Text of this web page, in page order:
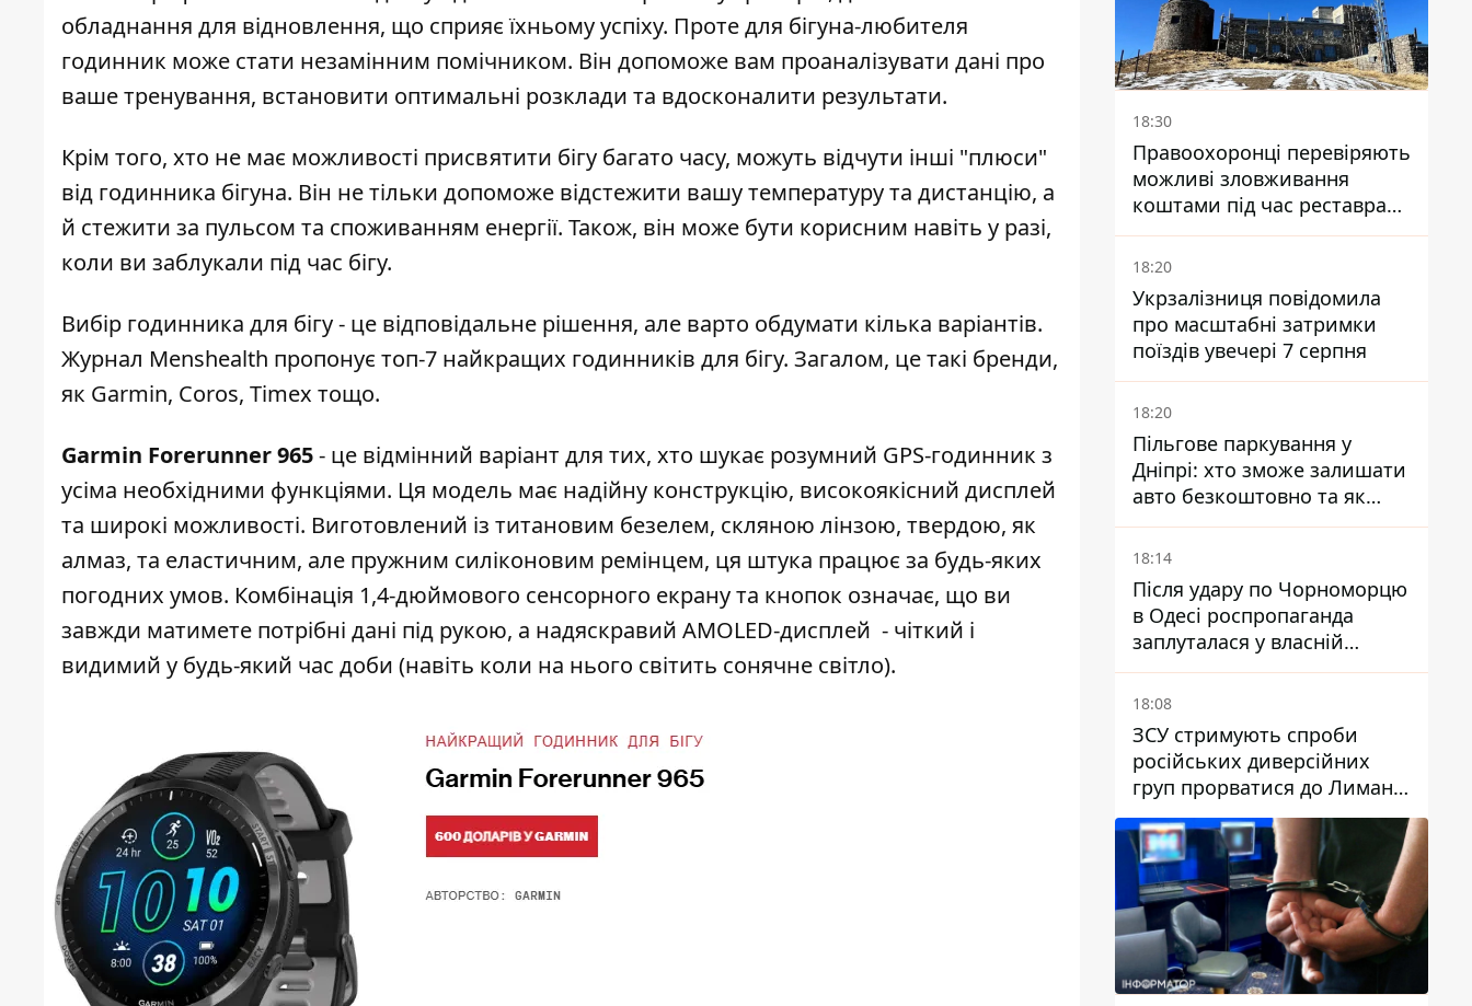
обладнання для відновлення, що сприяє їхньому успіху. Проте для бігуна-любителя
годинник може стати незамінним помічником. Він допоможе вам проаналізувати дані про
ваше тренування, встановити оптимальні розклади та вдосконалити результати.
Крім того, хто не має можливості присвятити бігу багато часу, можуть відчути інші "плюси"
від годинника бігуна. Він не тільки допоможе відстежити вашу температуру та дистанцію, а
й стежити за пульсом та споживанням енергії. Також, він може бути корисним навіть у разі,
коли ви заблукали під час бігу.
Вибір годинника для бігу - це відповідальне рішення, але варто обдумати кілька варіантів.
Журнал Menshealth пропонує топ-7 найкращих годинників для бігу. Загалом, це такі бренди,
як Garmin, Coros, Timex тощо.
Garmin Forerunner 965- це відмінний варіант для тих, хто шукає розумний GPS-годинник з
усіма необхідними функціями. Ця модель має надійну конструкцію, високоякісний дисплей
та широкі можливості. Виготовлений із титановим безелем, скляною лінзою, твердою, як
алмаз, та еластичним, але пружним силіконовим ремінцем, ця штука працює за будь-яких
погодних умов. Комбінація 1,4-дюймового сенсорного екрану та кнопок означає, що ви
завжди матимете потрібні дані під рукою, а надяскравий AMOLED-дисплей - чіткий і
видимий у будь-який час доби (навіть коли на нього світить сонячне світло).
18:30
Правоохоронці перевіряють
можливі зловживання
коштами під час реставрації
обсерваторії на Піп Івані
18:20
Укрзалізниця повідомила
про масштабні затримки
поїздів увечері 7 серпня
18:20
Пільгове паркування у
Дніпрі: хто зможе залишати
авто безкоштовно та як
оформити електронну
картку
18:14
Після удару по Чорноморцю
в Одесі роспропаганда
заплуталася у власній
брехні
18:08
ЗСУ стримують спроби
російських диверсійних
груп прорватися до Лимана
- Трегубов